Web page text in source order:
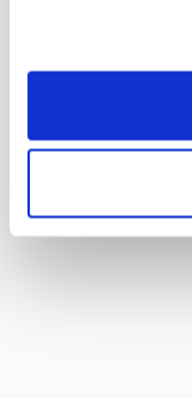
Cookies, wenn